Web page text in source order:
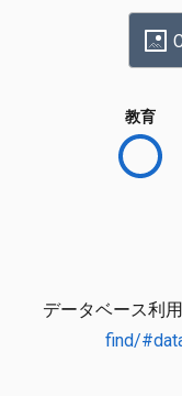
教育
データベース利用
find/